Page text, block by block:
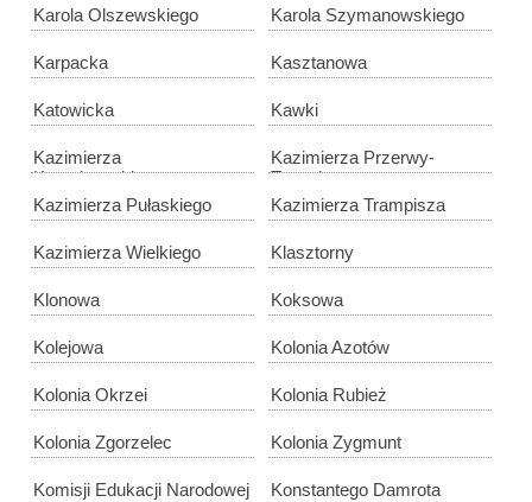
Karola Olszewskiego Karola Szymanowskiego
Karpacka Kasztanowa
Katowicka Kawki
Kazimierza
Kruczkowskiego
Kazimierza Przerwy-
Tetmajera
Kazimierza Pułaskiego
Kazimierza Trampisza
Kazimierza Wielkiego Klasztorny
Klonowa Koksowa
Kolejowa Kolonia Azotów
Kolonia Okrzei Kolonia Rubież
Kolonia Zgorzelec Kolonia Zygmunt
Komisji Edukacji Narodowej Konstantego Damrota